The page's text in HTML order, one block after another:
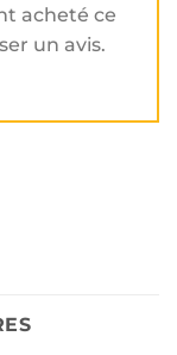
acheté ce
un avis.